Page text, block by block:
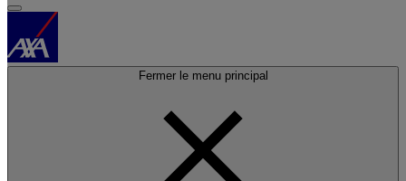
Fermer le menu principal